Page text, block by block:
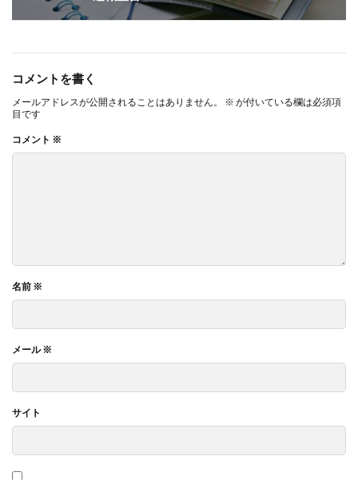
コメントを書く
メールアドレスが公開されることはありません。 ※ が付いている欄は必須項
目です
コメント ※
名前 ※
メール※
サイト